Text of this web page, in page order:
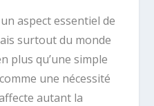
aspect essentiel de
surtout du monde
plus qu’une simple
une nécessité
autant la